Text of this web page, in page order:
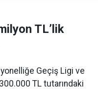
TL’lik
Geçiş Ligi ve
TL tutarındaki